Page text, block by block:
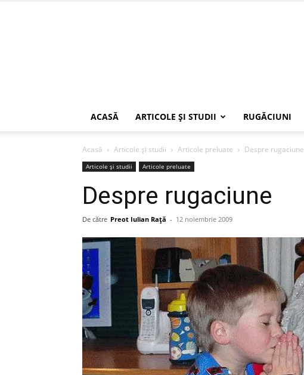
ACASĂ ARTICOLE ŞI STUDII RUGĂCIUNI
Acasă Articole şi studii Articole preluate Despre rugaciune
Articole şi studii Articole preluate
Despre rugaciune
De către Preot Iulian Raţă - 12 noiembrie 2009